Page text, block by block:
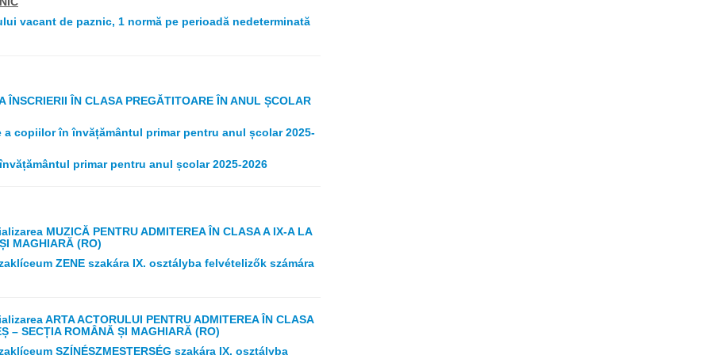
vacant de paznic, 1 normă pe perioadă nedeterminată
ÎNSCRIERII ÎN CLASA PREGĂTITOARE ÎN ANUL ȘCOLAR
copiilor în învățământul primar pentru anul școlar 2025-
primar pentru anul școlar 2025-2026
MUZICĂ PENTRU ADMITEREA ÎN CLASA A IX-A LA
MAGHIARĂ (RO)
ZENE szakára IX. osztályba felvételizők számára
ARTA ACTORULUI PENTRU ADMITEREA ÎN CLASA
– SECȚIA ROMÂNĂ ȘI MAGHIARĂ (RO)
SZÍNÉSZMESTERSÉG szakára IX. osztályba